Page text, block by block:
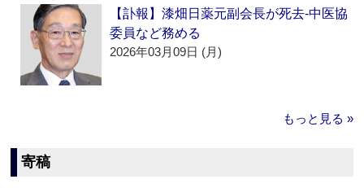
【訃報】漆畑日薬元副会長が死去‐中医協
委員など務める
2026年03月09日 (月)
もっと見る »
寄稿